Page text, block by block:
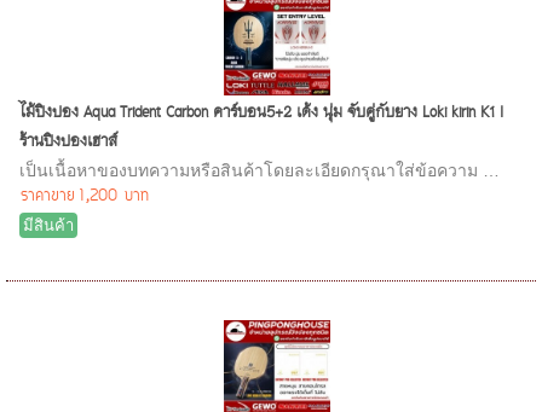
ไม้ปิงปอง Aqua Trident Carbon คาร์บอน5+2 เด้ง นุ่ม จับคู่กับยาง Loki kirin K1 I
ร้านปิงปองเฮาส์
เป็นเนื้อหาของบทความหรือสินค้าโดยละเอียดกรุณาใส่ข้อความ …
ราคาขาย 1,200 บาท
มีสินค้า